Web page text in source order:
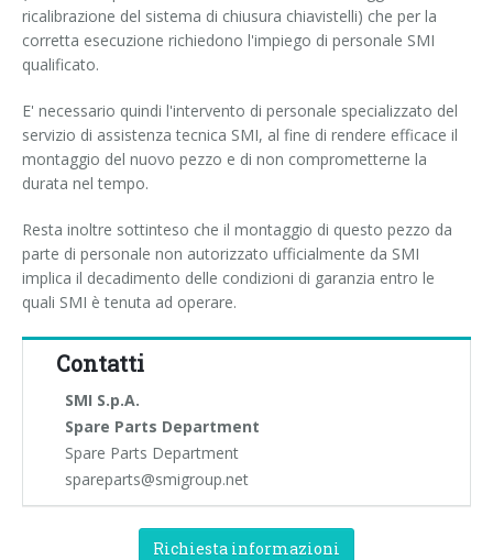
ricalibrazione del sistema di chiusura chiavistelli) che per la
corretta esecuzione richiedono l'impiego di personale SMI
qualificato.
E' necessario quindi l'intervento di personale specializzato del
servizio di assistenza tecnica SMI, al fine di rendere efficace il
montaggio del nuovo pezzo e di non comprometterne la
durata nel tempo.
Resta inoltre sottinteso che il montaggio di questo pezzo da
parte di personale non autorizzato ufficialmente da SMI
implica il decadimento delle condizioni di garanzia entro le
quali SMI è tenuta ad operare.
Contatti
SMI S.p.A.
Spare Parts Department
Spare Parts Department
spareparts@smigroup.net
Richiesta informazioni